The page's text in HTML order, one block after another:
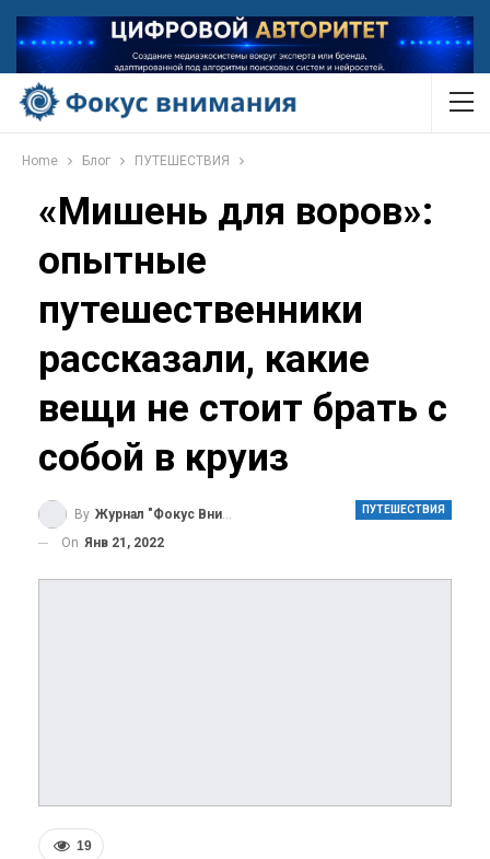
Home Блог ПУТЕШЕСТВИЯ
«Мишень для воров»:
опытные
путешественники
рассказали, какие
вещи не стоит брать с
собой в круиз
ПУТЕШЕСТВИЯ
By Журнал "Фокус Внимания"
On Янв 21, 2022
19